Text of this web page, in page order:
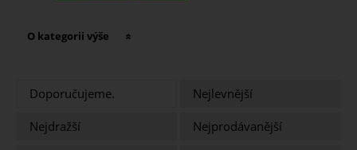
O kategorii výše
Doporučujeme.
Nejlevnější
Nejdražší
Nejprodávanější